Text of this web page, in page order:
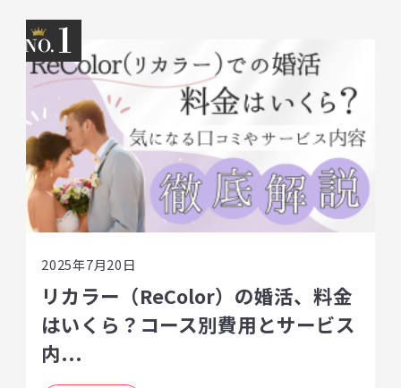
1
2025年7月20日
リカラー（ReColor）の婚活、料金
はいくら？コース別費用とサービス
内...